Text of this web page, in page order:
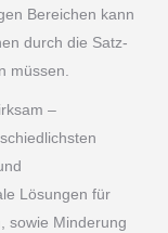
Bereichen kann
durch die Satz-
müssen.
–
Lösungen für
sowie Minderung